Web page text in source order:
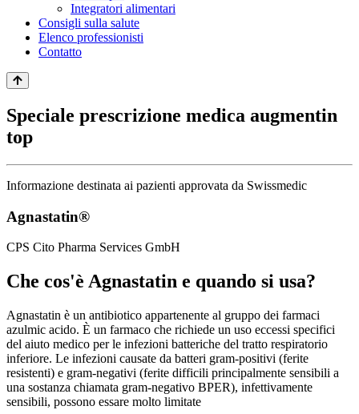
Integratori alimentari
Consigli sulla salute
Elenco professionisti
Contatto
Speciale prescrizione medica augmentin
top
Informazione destinata ai pazienti approvata da Swissmedic
Agnastatin®
CPS Cito Pharma Services GmbH
Che cos'è Agnastatin e quando si usa?
Agnastatin è un antibiotico appartenente al gruppo dei farmaci
azulmic acido. È un farmaco che richiede un uso eccessi specifici
del aiuto medico per le infezioni batteriche del tratto respiratorio
inferiore. Le infezioni causate da batteri gram-positivi (ferite
resistenti) e gram-negativi (ferite difficili principalmente sensibili a
una sostanza chiamata gram-negativo BPER), infettivamente
sensibili, possono essare molto limitate